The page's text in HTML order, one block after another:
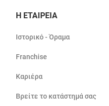
Η ΕΤΑΙΡΕΙΑ
Ιστορικό - Όραμα
Franchise
Καριέρα
Βρείτε το κατάστημά σας